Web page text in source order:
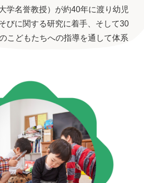
学名誉教授）が約40年に渡り幼児
びに関する研究に着手、そして30
こどもたちへの指導を通して体系